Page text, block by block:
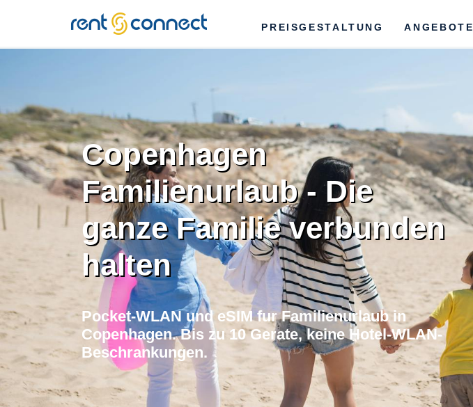
RENT'N
CONNECT
PREISGESTALTUNG ANGEBOTE
Copenhagen
Familienurlaub - Die
ganze Familie verbunden
halten
Pocket-WLAN und eSIM fur Familienurlaub in
Copenhagen. Bis zu 10 Gerate, keine Hotel-WLAN-
Beschrankungen.